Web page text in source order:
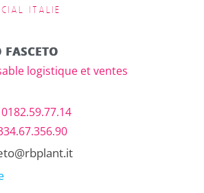
ITALIE
FASCETO
logistique et ventes